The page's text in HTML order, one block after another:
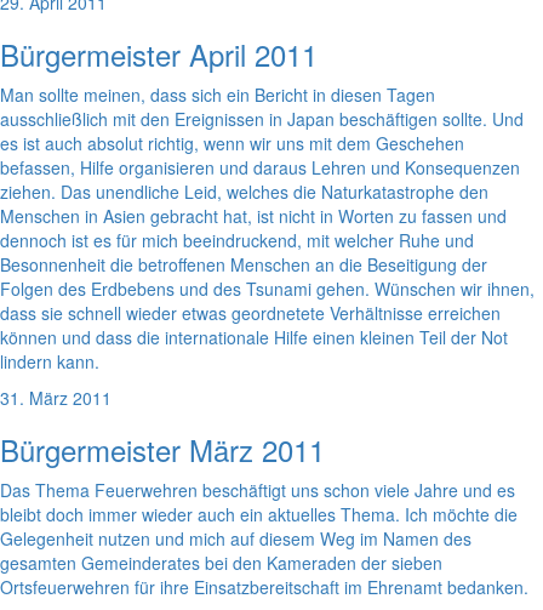
Bürgermeister April 2011
Man sollte meinen, dass sich ein Bericht in diesen Tagen
ausschließlich mit den Ereignissen in Japan beschäftigen sollte. Und
es ist auch absolut richtig, wenn wir uns mit dem Geschehen
befassen, Hilfe organisieren und daraus Lehren und Konsequenzen
ziehen. Das unendliche Leid, welches die Naturkatastrophe den
Menschen in Asien gebracht hat, ist nicht in Worten zu fassen und
dennoch ist es für mich beeindruckend, mit welcher Ruhe und
Besonnenheit die betroffenen Menschen an die Beseitigung der
Folgen des Erdbebens und des Tsunami gehen. Wünschen wir ihnen,
dass sie schnell wieder etwas geordnetete Verhältnisse erreichen
können und dass die internationale Hilfe einen kleinen Teil der Not
lindern kann.
31. März 2011
Bürgermeister März 2011
Das Thema Feuerwehren beschäftigt uns schon viele Jahre und es
bleibt doch immer wieder auch ein aktuelles Thema. Ich möchte die
Gelegenheit nutzen und mich auf diesem Weg im Namen des
gesamten Gemeinderates bei den Kameraden der sieben
Ortsfeuerwehren für ihre Einsatzbereitschaft im Ehrenamt bedanken.